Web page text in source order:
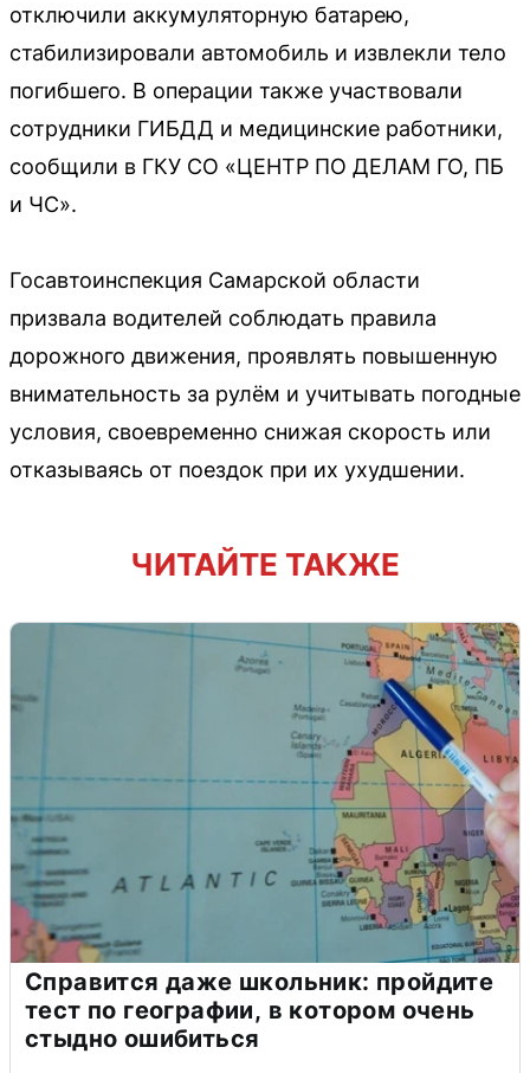
отключили аккумуляторную батарею,
стабилизировали автомобиль и извлекли тело
погибшего. В операции также участвовали
сотрудники ГИБДД и медицинские работники,
сообщили в ГКУ СО «ЦЕНТР ПО ДЕЛАМ ГО, ПБ
и ЧС».
Госавтоинспекция Самарской области
призвала водителей соблюдать правила
дорожного движения, проявлять повышенную
внимательность за рулём и учитывать погодные
условия, своевременно снижая скорость или
отказываясь от поездок при их ухудшении.
ЧИТАЙТЕ ТАКЖЕ
Справится даже школьник: пройдите
тест по географии, в котором очень
стыдно ошибиться